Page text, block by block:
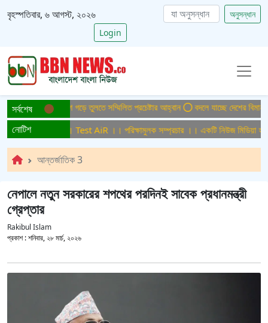
বৃহস্পতিবার, ৬ আগস্ট, ২০২৬
অনুসন্ধান
Login
সর্বশেষবাংলাদেশ গড়ে তুলতে সম্মিলিত প্রচেষ্টার আহ্বান বদলে যাচ্ছে দেশের বিমান ও
নোটিশসম্প্রচার ।। Test AiR ।। পরিক্ষামুলক সম্প্রচার ।। একটি নিউজ মিডিয়া
আন্তর্জাতিক 3
নেপালে নতুন সরকারের শপথের পরদিনই সাবেক প্রধানমন্ত্রী
গ্রেপ্তার
Rakibul Islam
প্রকাশ :শনিবার, ২৮ মার্চ, ২০২৬